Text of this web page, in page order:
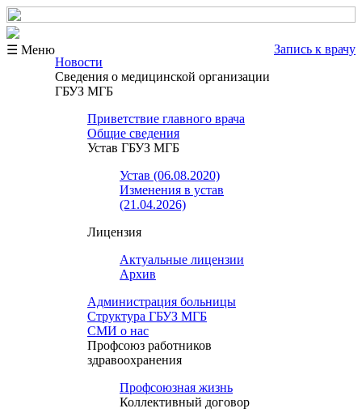
☰ Меню
Запись к врачу
Новости
Сведения о медицинской организации
ГБУЗ МГБ
Приветствие главного врача
Общие сведения
Устав ГБУЗ МГБ
Устав (06.08.2020)
Изменения в устав
(21.04.2026)
Лицензия
Актуальные лицензии
Архив
Администрация больницы
Структура ГБУЗ МГБ
СМИ о нас
Профсоюз работников
здравоохранения
Профсоюзная жизнь
Коллективный договор